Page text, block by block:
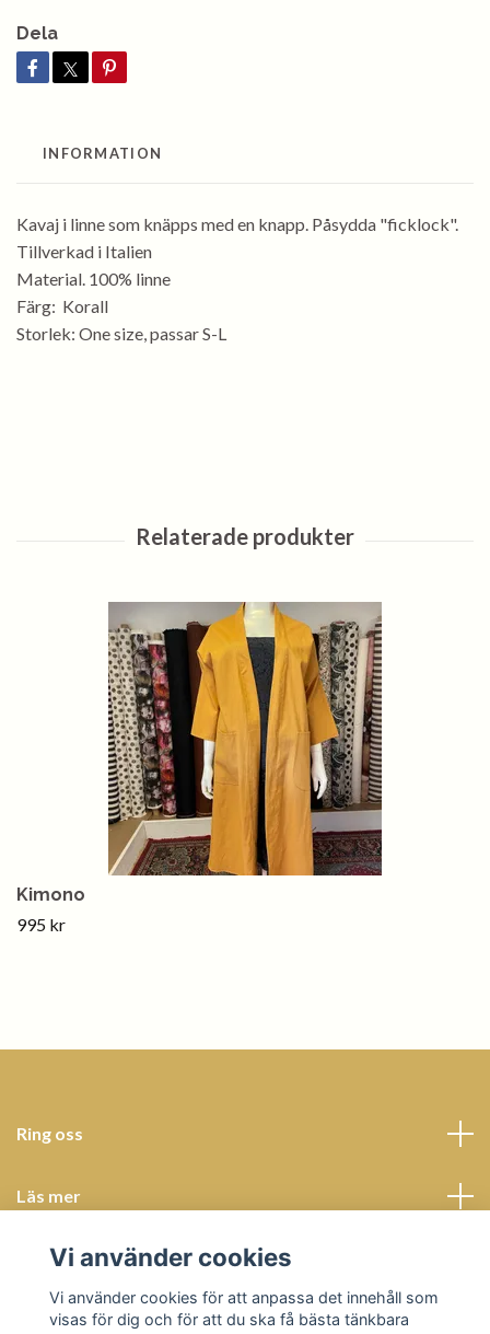
Dela
INFORMATION
Kavaj i linne som knäpps med en knapp. Påsydda "ficklock".
Tillverkad i Italien
Material. 100% linne
Färg: Korall
Storlek: One size, passar S-L
Kimono
995 kr
Ring oss
Läs mer
Sociala medier
Vi använder cookies
Vi använder cookies för att anpassa det innehåll som
visas för dig och för att du ska få bästa tänkbara